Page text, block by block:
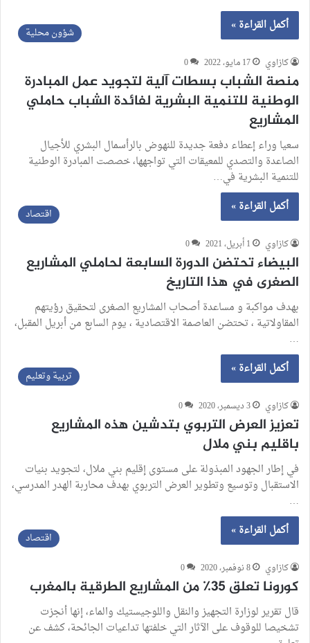
أكمل القراءة » شؤون محلية
كازاوي 17 مايو، 2022 0
منصة الشباب بسطات آلية لتجويد عمل المبادرة
الوطنية للتنمية البشرية لفائدة الشباب حاملي
المشاريع
سعيا وراء إعطاء دفعة جديدة للنهوض بالرأسمال البشري للأجيال
الصاعدة والتصدي للمعيقات التي تواجهها، خصصت المبادرة الوطنية
للتنمية البشرية في…
أكمل القراءة »
اقتصاد
كازاوي 1 أبريل، 2021 0
البيضاء تحتضن الدورة السابعة لحاملي المشاريع
الصغرى في هذا التاريخ
بهدف مواكبة و مساعدة أصحاب المشاريع الصغرى لتحقيق رؤيتهم
المقاولاتية ، تحتضن العاصمة الاقتصادية ، يوم السابع من أبريل المقبل،
…
أكمل القراءة »
تربية وتعليم
كازاوي 3 ديسمبر، 2020 0
تعزيز العرض التربوي بتدشين هذه المشاريع
باقليم بني ملال
في إطار الجهود المبذولة على مستوى إقليم بني ملال، لتجويد بنيات
الاستقبال وتوسيع وتطوير العرض التربوي بهدف محاربة الهدر المدرسي،
…
أكمل القراءة »
اقتصاد
كازاوي 8 نوفمبر، 2020 0
كورونا تعلق 35٪ من المشاريع الطرقية بالمغرب
قال تقرير لوزارة التجهيز والنقل واللوجيستيك والماء، إنها أنجزت
تشخيصا للوقوف على الآثار التي خلفتها تداعيات الجائحة، كشف عن